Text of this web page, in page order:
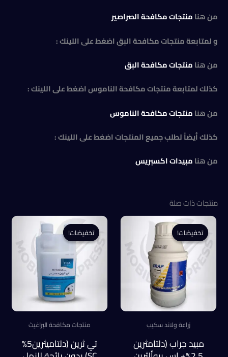
من هنامنتجات مكافحة الصراصير
و لمتابعة منتجات مكافحة البق اضغط على اللينك :
من هنامنتجات مكافحة البق
كذلك لمتابعة منتجات مكافحة الناموس اضغط على اللينك :
من هنامنتجات مكافحة الناموس
كذلك أيضاً لطلب جميع المنتجات اضغط على اللينك :
من هنامبيدات اكسبريس
منتجات ذات صلة
تخفيضات!
تخفيضات!
زراعة ولاند سكيب
مبيد جراب (دلتامثرين
تخفيضات!
تخفيضات!
منتجات مكافحة البراغيث
تي ثرين (دلتاميثرين5%